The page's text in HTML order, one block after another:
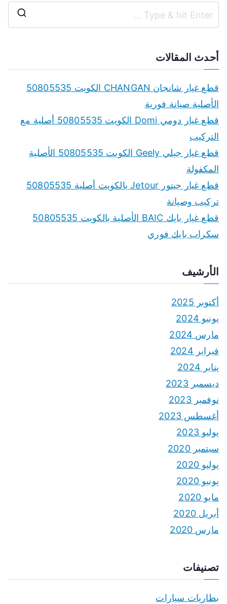
r
أحدث المقالات
قطع غيار شانجان CHANGAN الكويت 50805535
الأصلية صيانة فورية
قطع غيار دومي Domi الكويت 50805535 أصلية مع
التركيب
قطع غيار جيلي Geely الكويت 50805535 الأصلية
المكفولة
قطع غيار جيتور Jetour بالكويت أصلية 50805535
تركيب وصيانة
قطع غيار بايك BAIC الأصلية بالكويت 50805535
سكراب بايك فوري
الأرشيف
أكتوبر 2025
يونيو 2024
مارس 2024
فبراير 2024
يناير 2024
ديسمبر 2023
نوفمبر 2023
أغسطس 2023
يوليو 2023
سبتمبر 2020
يوليو 2020
يونيو 2020
مايو 2020
أبريل 2020
مارس 2020
تصنيفات
بطاريات سيارات